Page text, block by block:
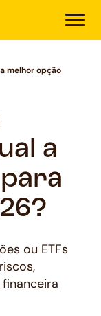
melhor opção
a
ou ETFs